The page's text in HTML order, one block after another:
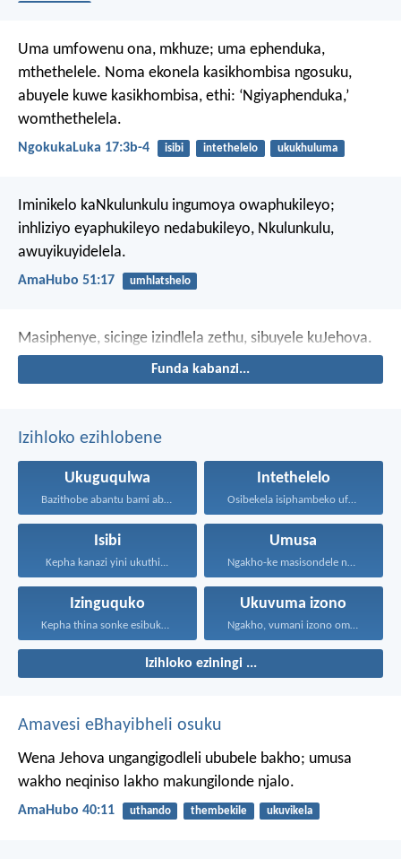
Uma umfowenu ona, mkhuze; uma ephenduka,
mthethelele. Noma ekonela kasikhombisa ngosuku,
abuyele kuwe kasikhombisa, ethi: ‘Ngiyaphenduka,’
womthethelela.
NgokukaLuka 17:3b-4 isibi intethelelo ukukhuluma
Iminikelo kaNkulunkulu ingumoya owaphukileyo;
inhliziyo eyaphukileyo nedabukileyo, Nkulunkulu,
awuyikuyidelela.
AmaHubo 51:17 umhlatshelo
Masiphenye, sicinge izindlela zethu, sibuyele kuJehova.
Funda kabanzi...
Izihloko ezihlobene
Ukuguqulwa
Bazithobe abantu bami ababizwa...
Intethelelo
Osibekela isiphambeko ufuna uthando...
Isibi
Kepha kanazi yini ukuthi...
Umusa
Ngakho-ke masisondele ngesibindi esihlalweni...
Izinguquko
Kepha thina sonke esibuka...
Ukuvuma izono
Ngakho, vumani izono omunye...
Izihloko eziningi ...
Amavesi eBhayibheli osuku
Wena Jehova ungangigodleli ububele bakho; umusa
wakho neqiniso lakho makungilonde njalo.
AmaHubo 40:11 uthando thembekile ukuvikela